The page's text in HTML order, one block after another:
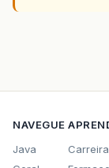
NAVEGUE
Java